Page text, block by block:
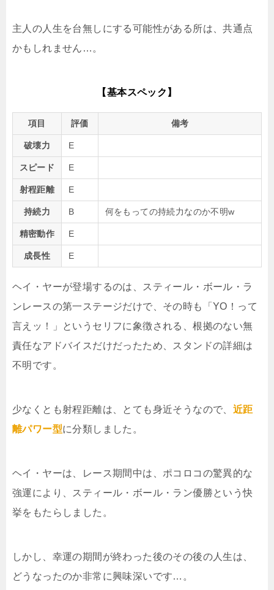
主人の人生を台無しにする可能性がある所は、共通点
かもしれません…。
【基本スペック】
項目 評価 備考
破壊力 E
スピード E
射程距離 E
持続力 B 何をもっての持続力なのか不明w
精密動作 E
成長性 E
ヘイ・ヤーが登場するのは、スティール・ボール・ラ
ンレースの第一ステージだけで、その時も「YO！って
言えッ！」というセリフに象徴される、根拠のない無
責任なアドバイスだけだったため、スタンドの詳細は
不明です。
少なくとも射程距離は、とても身近そうなので、 近距
離パワー型に分類しました。
ヘイ・ヤーは、レース期間中は、ポコロコの驚異的な
強運により、スティール・ボール・ラン優勝という快
挙をもたらしました。
しかし、幸運の期間が終わった後のその後の人生は、
どうなったのか非常に興味深いです…。